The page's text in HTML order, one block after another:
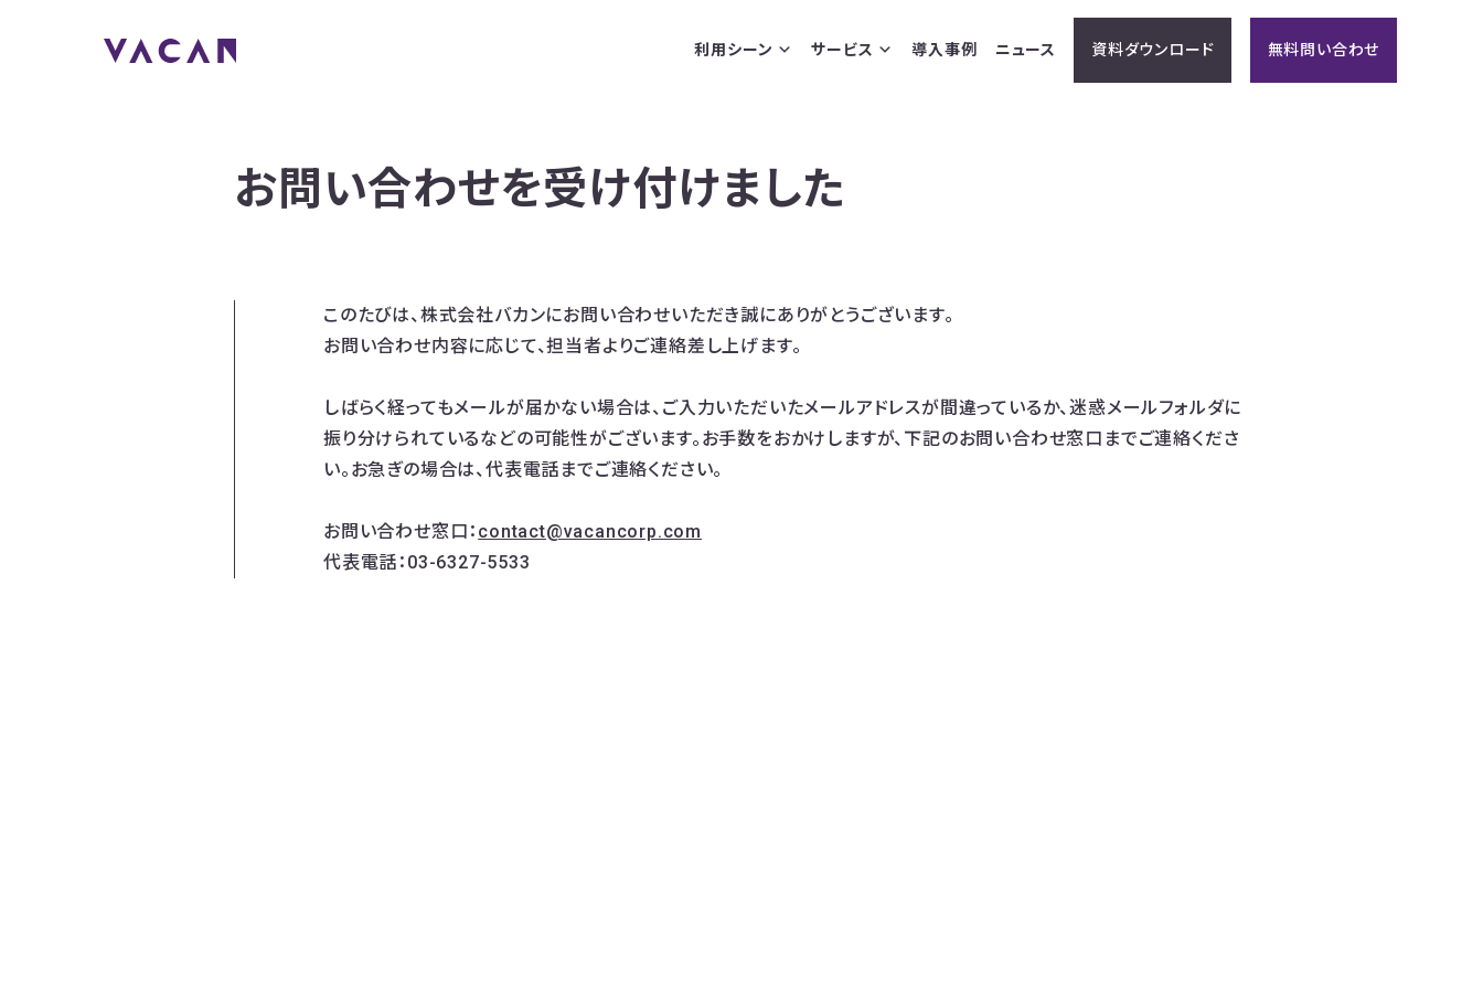
利用シーン サービス 導入事例 ニュース 資料ダウンロード 無料問い合わせ
お問い合わせを受け付けました
このたびは、株式会社バカンにお問い合わせいただき誠にありがとうございます。
お問い合わせ内容に応じて、担当者よりご連絡差し上げます。
しばらく経ってもメールが届かない場合は、ご入力いただいたメールアドレスが間違っているか、迷惑メールフォルダに
振り分けられているなどの可能性がございます。お手数をおかけしますが、下記のお問い合わせ窓口までご連絡くださ
い。お急ぎの場合は、代表電話までご連絡ください。
お問い合わせ窓口： contact@vacancorp.com
代表電話：03-6327-5533